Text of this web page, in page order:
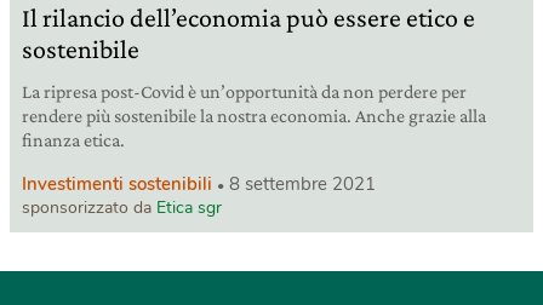
Il rilancio dell’economia può essere etico e
sostenibile
La ripresa post-Covid è un’opportunità da non perdere per
rendere più sostenibile la nostra economia. Anche grazie alla
finanza etica.
Investimenti sostenibili 8 settembre 2021
sponsorizzato da Etica sgr